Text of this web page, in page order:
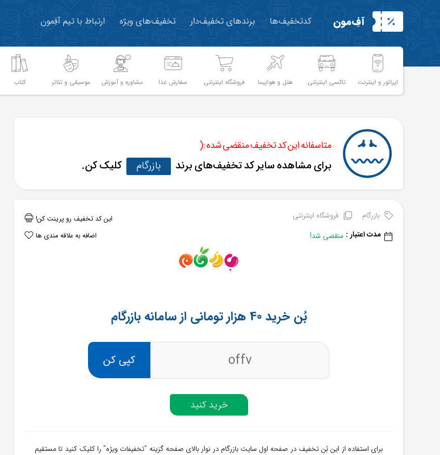
آفِ‌مون کدتخفیف‌ها برندهای تخفیف‌دار تخفیف‌های ویژه ارتباط با تیم آفِمون
اپراتور و اینترنت تاکسی اینترنتی هتل و هواپیما فروشگاه اینترنتی سفارش غذا مشاوره و آموزش موسیقی و تئاتر کتاب
متاسفانه این کد تخفیف منقضی شده :(
برای مشاهده سایر کد تخفیف‌های برند بازرگام کلیک کن.
بازرگام
فروشگاه اینترنتی
مدت اعتبار : منقضی شد!
این کد تخفیف رو پرینت کن!
اضافه به علاقه مندی ها
بُن خرید 40 هزار تومانی از سامانه بازرگام
offv کپی کن
خرید کنید
برای استفاده از این بُن تخفیف در صفحه اول سایت بازرگام در نوار بالای صفحه گزینه “تخفیفات ویژه” را کلیک کنید تا مستقیم